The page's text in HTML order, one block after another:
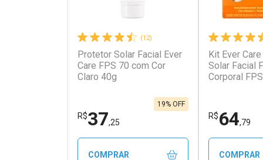
Ativar Desconto
Por R$ 49,90/cada
Por R$ 49,90/cada
Ativar
Por R$
Por R$
(12)
Protetor Solar Facial Ever
Care FPS 70 com Cor
Claro 40g
R$37,25
19% OFF
COMPRAR
Kit Ever
Solar Facial
Corporal
R$64,79
COMPRAR